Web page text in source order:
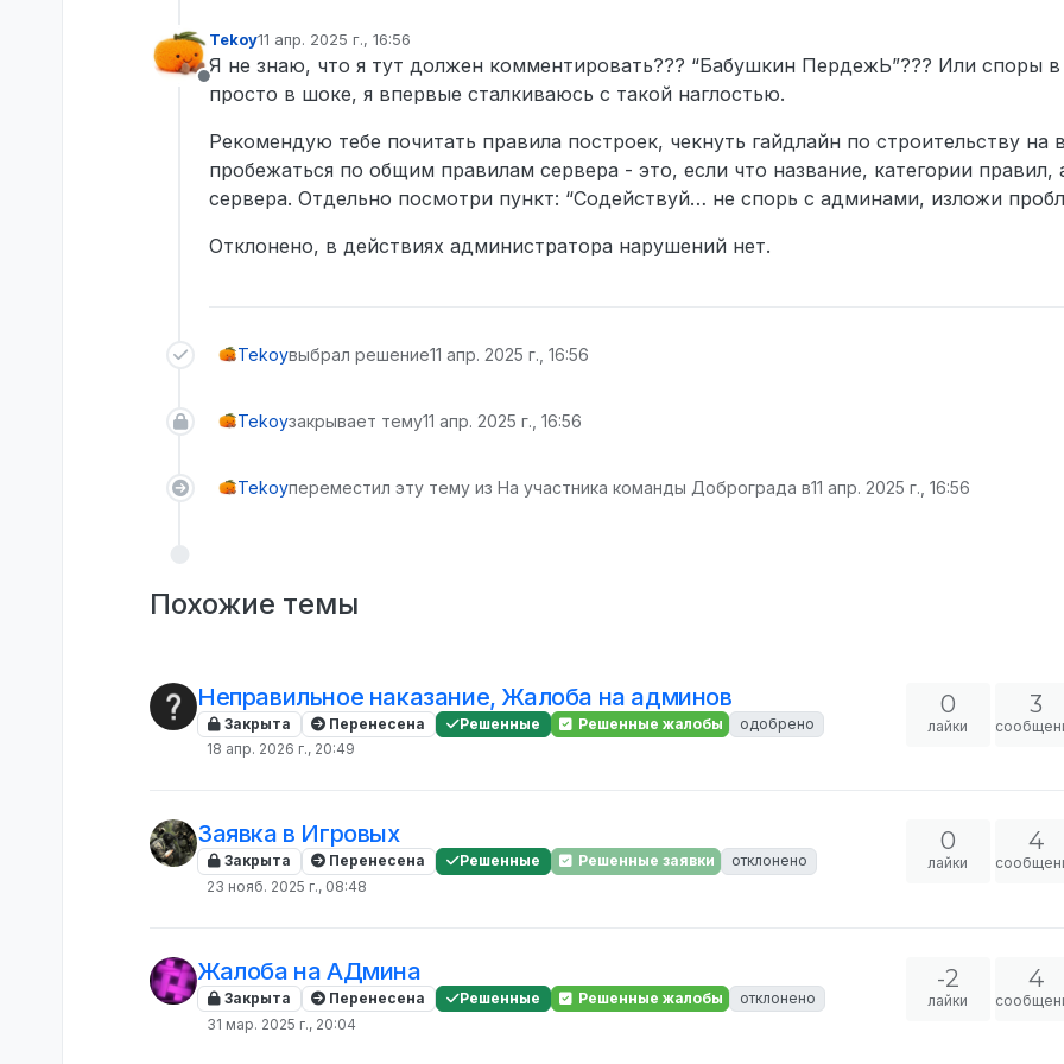
Не в сети
Tekoy11 апр. 2025 г., 16:56
отредактировано
Я не знаю, что я тут должен комментировать??? “Бабушкин ПердежЬ”??? Или споры
просто в шоке, я впервые сталкиваюсь с такой наглостью.
Рекомендую тебе почитать правила построек, чекнуть гайдлайн по строительству на
пробежаться по общим правилам сервера - это, если что название, категории правил,
сервера. Отдельно посмотри пункт: “Содействуй… не спорь с админами, изложи
Отклонено, в действиях администратора нарушений нет.
Tekoyвыбрал решение11 апр. 2025 г., 16:56
Tekoyзакрывает тему11 апр. 2025 г., 16:56
Tekoyпереместил эту тему из На участника команды Доброграда в11 апр. 2025 г., 16:56
Похожие темы
Неправильное наказание, Жалоба на админов
Закрыта Перенесена Решенные Решенные жалобы
одобрено
18 апр. 2026 г., 20:49
0
лайки
3
Заявка в Игровых
Закрыта Перенесена Решенные Решенные заявки
отклонено
23 нояб. 2025 г., 08:48
0
лайки
4
Жалоба на АДмина
Закрыта Перенесена Решенные Решенные жалобы
отклонено
31 мар. 2025 г., 20:04
-2
лайки
4